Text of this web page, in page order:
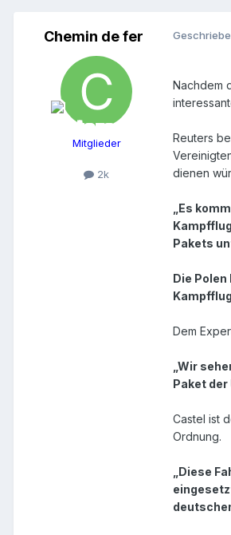
Chemin de fer
Mitglieder
2k
Nachdem
Reuters
dienen
„Es
Pakets
Die
Dem
„Wir
Paket
Castel ist
Ordnung.
„Diese